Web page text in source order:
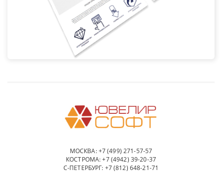
МОСКВА:+7 (499) 271-57-57
КОСТРОМА:+7 (4942) 39-20-37
С-ПЕТЕРБУРГ: +7 (812) 648-21-71